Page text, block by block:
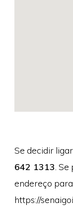
Se decidir
642 1313 .
endereço
https://